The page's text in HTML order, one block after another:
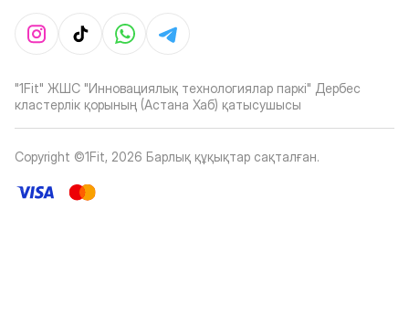
"1Fit" ЖШС "Инновациялық технологиялар паркі" Дербес
кластерлік қорының (Астана Хаб) қатысушысы
Copyright ©1Fit, 2026 Барлық құқықтар сақталған.